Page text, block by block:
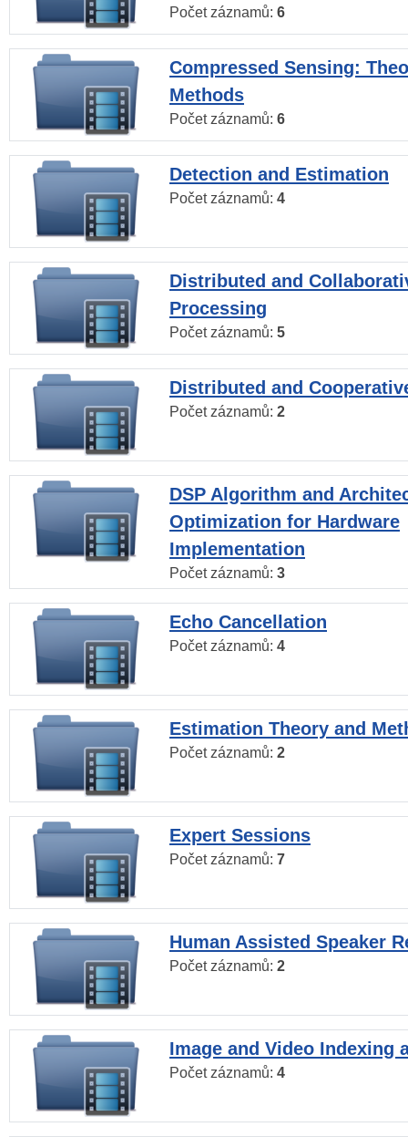
Počet záznamů: 6
Compressed Sensing:
Methods
Počet záznamů: 6
Detection and Estimation
Počet záznamů: 4
Distributed and
Processing
Počet záznamů: 5
Distributed and
Počet záznamů: 2
DSP Algorithm and
Optimization for Hardware
Implementation
Počet záznamů: 3
Echo Cancellation
Počet záznamů: 4
Estimation Theory and
Počet záznamů: 2
Expert Sessions
Počet záznamů: 7
Human Assisted Speaker
Počet záznamů: 2
Image and Video Indexing
Počet záznamů: 4